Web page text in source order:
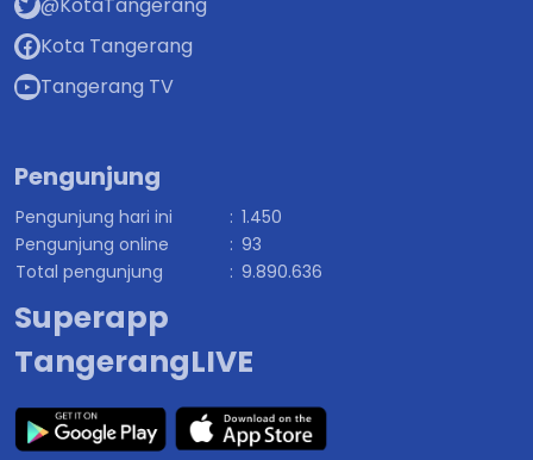
Pengunjung
Total pengunjung
Superapp
TangerangLIVE
© Copyright 2025 - Pemerintah Kota Tangerang